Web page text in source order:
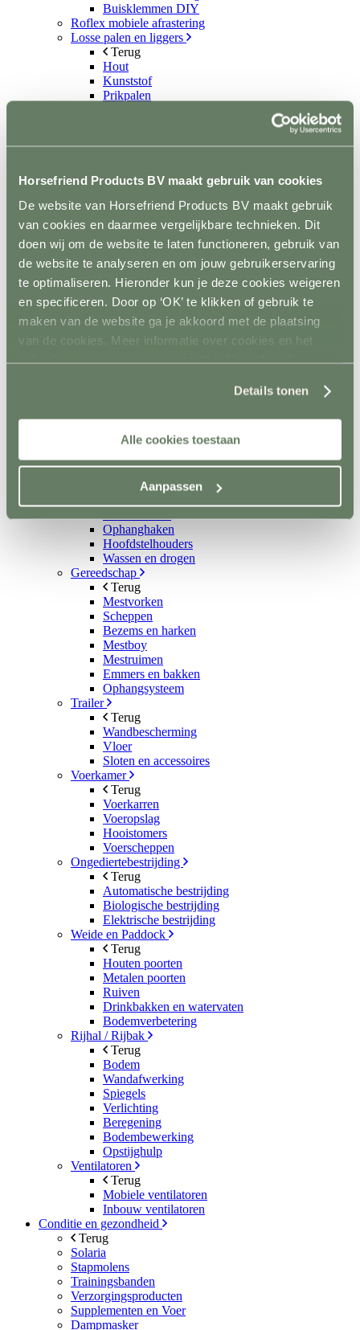
Horsefriend Products BV maakt gebruik van cookies
De website van Horsefriend Products BV maakt gebruik
van cookies en daarmee vergelijkbare technieken. Dit
doen wij om de website te laten functioneren, gebruik van
de website te analyseren en om jouw gebruikerservaring
te optimaliseren. Hieronder kun je deze cookies weigeren
en specificeren. Door op ‘OK’ te klikken of gebruik te
maken van de website ga je akkoord met de plaatsing
van de cookies. Meer informatie over cookies en het
gebruik van persoonsgegevens door Horsefriend
Details tonen
Alle cookies toestaan
Aanpassen
Buisklemmen DIY
Roflex mobiele afrastering
Losse palen en liggers
Terug
Hout
Kunststof
Prikpalen
Voerbakken
Ruiven en Slowfeeders
Stal- en naamplaten
Verlichting
Terug
Kruiwagens
Hooi- en strowagens
Mestopslag
Mestcontainer
Wielen
Zadelkamer
Terug
Zadel- en tuigdragers
Zadel- en tuigkarren
Ophanghaken
Hoofdstelhouders
Wassen en drogen
Gereedschap
Terug
Mestvorken
Scheppen
Bezems en harken
Mestboy
Mestruimen
Emmers en bakken
Ophangsysteem
Trailer
Terug
Wandbescherming
Vloer
Sloten en accessoires
Voerkamer
Terug
Voerkarren
Voeropslag
Hooistomers
Voerscheppen
Ongediertebestrijding
Terug
Automatische bestrijding
Biologische bestrijding
Elektrische bestrijding
Weide en Paddock
Terug
Houten poorten
Metalen poorten
Ruiven
Drinkbakken en watervaten
Bodemverbetering
Rijhal / Rijbak
Terug
Bodem
Wandafwerking
Spiegels
Verlichting
Beregening
Bodembewerking
Opstijghulp
Ventilatoren
Terug
Mobiele ventilatoren
Inbouw ventilatoren
Conditie en gezondheid
Terug
Solaria
Stapmolens
Trainingsbanden
Verzorgingsproducten
Supplementen en Voer
Dampmasker